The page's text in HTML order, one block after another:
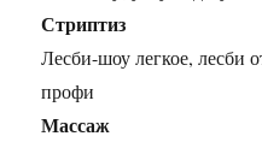
Стриптиз
Лесби-шоу легкое, лесби
профи
Массаж